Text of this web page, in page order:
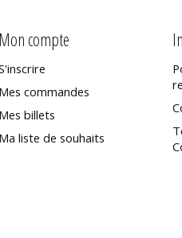
Mon compte
Mes commandes
Mes billets
Ma liste de souhaits